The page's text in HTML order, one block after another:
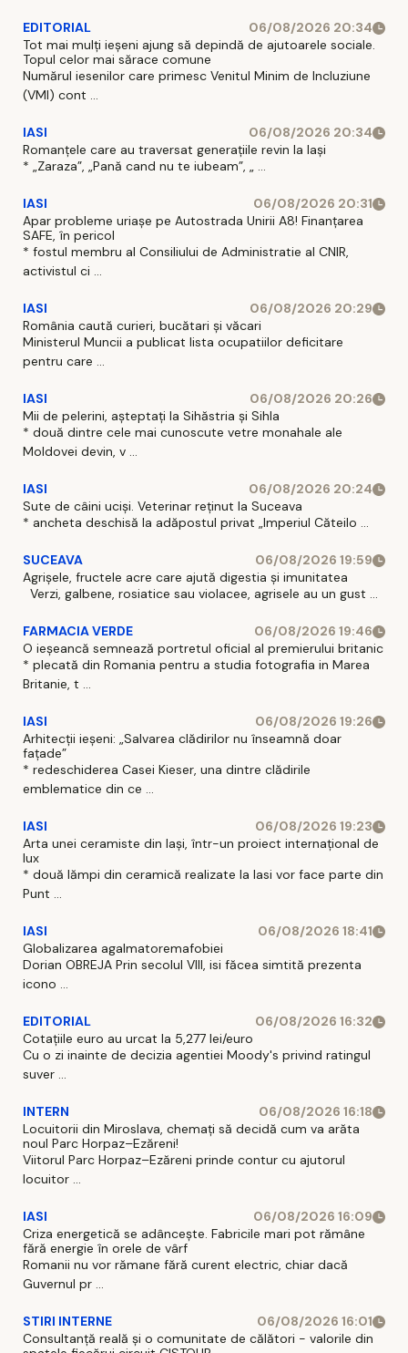
EDITORIAL
06/08/2026 20:34
Tot mai mulți ieșeni ajung să depindă de ajutoarele sociale.
Topul celor mai sărace comune
Numărul iesenilor care primesc Venitul Minim de Incluziune
(VMI) cont ...
IASI
06/08/2026 20:34
Romanțele care au traversat generațiile revin la Iași
* „Zaraza”, „Pană cand nu te iubeam”, „ ...
IASI
06/08/2026 20:31
Apar probleme uriașe pe Autostrada Unirii A8! Finanțarea
SAFE, în pericol
* fostul membru al Consiliului de Administratie al CNIR,
activistul ci ...
IASI
06/08/2026 20:29
România caută curieri, bucătari și văcari
Ministerul Muncii a publicat lista ocupatiilor deficitare
pentru care ...
IASI
06/08/2026 20:26
Mii de pelerini, așteptați la Sihăstria și Sihla
* două dintre cele mai cunoscute vetre monahale ale
Moldovei devin, v ...
IASI
06/08/2026 20:24
Sute de câini uciși. Veterinar reținut la Suceava
* ancheta deschisă la adăpostul privat „Imperiul Căteilo ...
SUCEAVA
06/08/2026 19:59
Agrișele, fructele acre care ajută digestia și imunitatea
Verzi, galbene, rosiatice sau violacee, agrisele au un gust ...
FARMACIA VERDE
06/08/2026 19:46
O ieșeancă semnează portretul oficial al premierului britanic
* plecată din Romania pentru a studia fotografia in Marea
Britanie, t ...
IASI
06/08/2026 19:26
Arhitecții ieșeni: „Salvarea clădirilor nu înseamnă doar
fațade”
* redeschiderea Casei Kieser, una dintre clădirile
emblematice din ce ...
IASI
06/08/2026 19:23
Arta unei ceramiste din Iași, într-un proiect internațional de
lux
* două lămpi din ceramică realizate la Iasi vor face parte din
Punt ...
IASI
06/08/2026 18:41
Globalizarea agalmatoremafobiei
Dorian OBREJA Prin secolul VIII, isi făcea simtită prezenta
icono ...
EDITORIAL
06/08/2026 16:32
Cotațiile euro au urcat la 5,277 lei/euro
Cu o zi inainte de decizia agentiei Moody's privind ratingul
suver ...
INTERN
06/08/2026 16:18
Locuitorii din Miroslava, chemați să decidă cum va arăta
noul Parc Horpaz–Ezăreni!
Viitorul Parc Horpaz–Ezăreni prinde contur cu ajutorul
locuitor ...
IASI
06/08/2026 16:09
Criza energetică se adâncește. Fabricile mari pot rămâne
fără energie în orele de vârf
Romanii nu vor rămane fără curent electric, chiar dacă
Guvernul pr ...
STIRI INTERNE
06/08/2026 16:01
Consultanță reală și o comunitate de călători - valorile din